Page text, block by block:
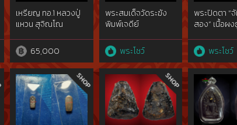
เหรียญ ทอ.1 หลวงปู่
แหวน สุจิณโณ
65,000
พระสมเด็จวัดระฆัง
พิมพ์เจดีย์
พระโชว์
พระปิดตา “
สอง” เนื้อผ
พระโชว์